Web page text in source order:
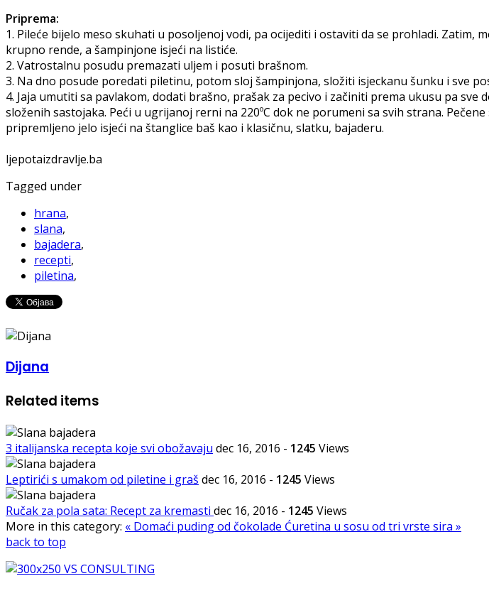
Priprema:
1. Pileće bijelo meso skuhati u posoljenoj vodi, pa ocijediti i ostaviti da se prohladi. Zatim,
krupno rende, a šampinjone isjeći na listiće.
2. Vatrostalnu posudu premazati uljem i posuti brašnom.
3. Na dno posude poredati piletinu, potom sloj šampinjona, složiti isjeckanu šunku i sve
4. Jaja umutiti sa pavlakom, dodati brašno, prašak za pecivo i začiniti prema ukusu pa
složenih sastojaka. Peći u ugrijanoj rerni na 220ºC dok ne porumeni sa svih strana.
pripremljeno jelo isjeći na štanglice baš kao i klasičnu, slatku, bajaderu.
ljepotaizdravlje.ba
Tagged under
hrana,
slana,
bajadera,
recepti,
piletina,
Dijana
Related items
3 italijanska recepta koje svi obožavaju dec 16, 2016 - 1245 Views
Leptirići s umakom od piletine i graš dec 16, 2016 - 1245 Views
Ručak za pola sata: Recept za kremasti dec 16, 2016 - 1245 Views
More in this category: « Domaći puding od čokolade Ćuretina u sosu od tri vrste sira »
back to top